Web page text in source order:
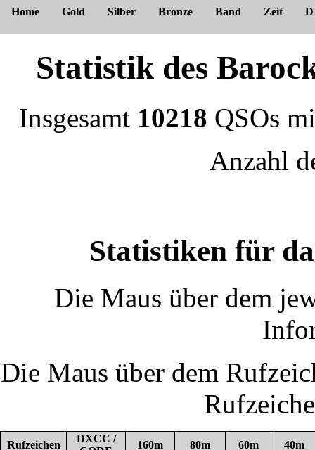
Home Gold Silber Bronze Band Zeit
Statistik des
Insgesamt 10218 QSOs
Anzahl
Statistiken für
Die Maus über dem
Die Maus über dem
Rufzeichen
DXCC /
160m 80m 60m 40m